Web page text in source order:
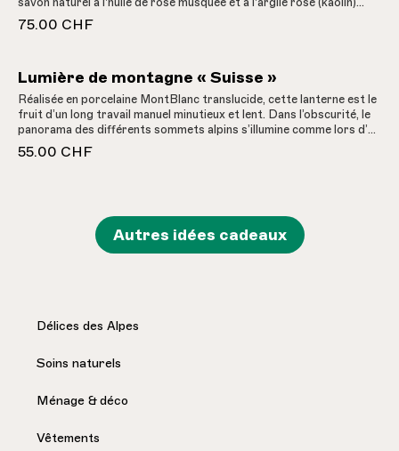
prend soin de votre peau et l'enveloppe d'un parfum délicat. Fait à
la main dans la vallée de Conches.Baume à lèvres à la rose musquée
75.00 CHF
Lumière de montagne « Suisse »
Réalisée en porcelaine MontBlanc translucide, cette lanterne est le
fruit d’un long travail manuel minutieux et lent. Dans l’obscurité, le
panorama des différents sommets alpins s’illumine comme lors d’un
coucher de soleil. Un cadeau magique avec une lumière qui séduira
votre coeur. Avec bougie à chauffe-plats en cire de colza.
55.00 CHF
Autres idées cadeaux
Délices des Alpes
Soins naturels
Ménage & déco
Vêtements